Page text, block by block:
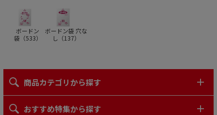
ボードン
袋（533）
ボードン袋 穴な
し（137）
商品カテゴリから探す
おすすめ特集から探す